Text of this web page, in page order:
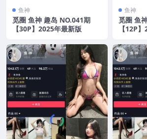
鱼神
觅圈 鱼神 趣岛 NO.041期
【30P】2025年最新版
鱼神
觅圈 鱼
【12P